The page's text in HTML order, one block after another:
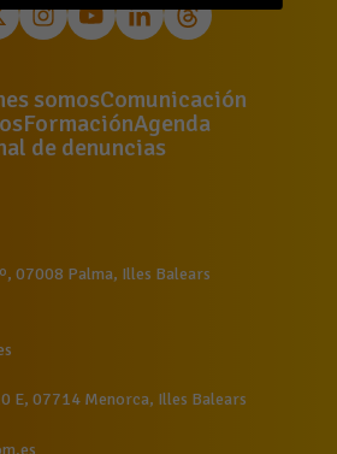
somosComunicación
FormaciónAgenda
de denuncias
07008 Palma, Illes Balears
E, 07714 Menorca, Illes Balears